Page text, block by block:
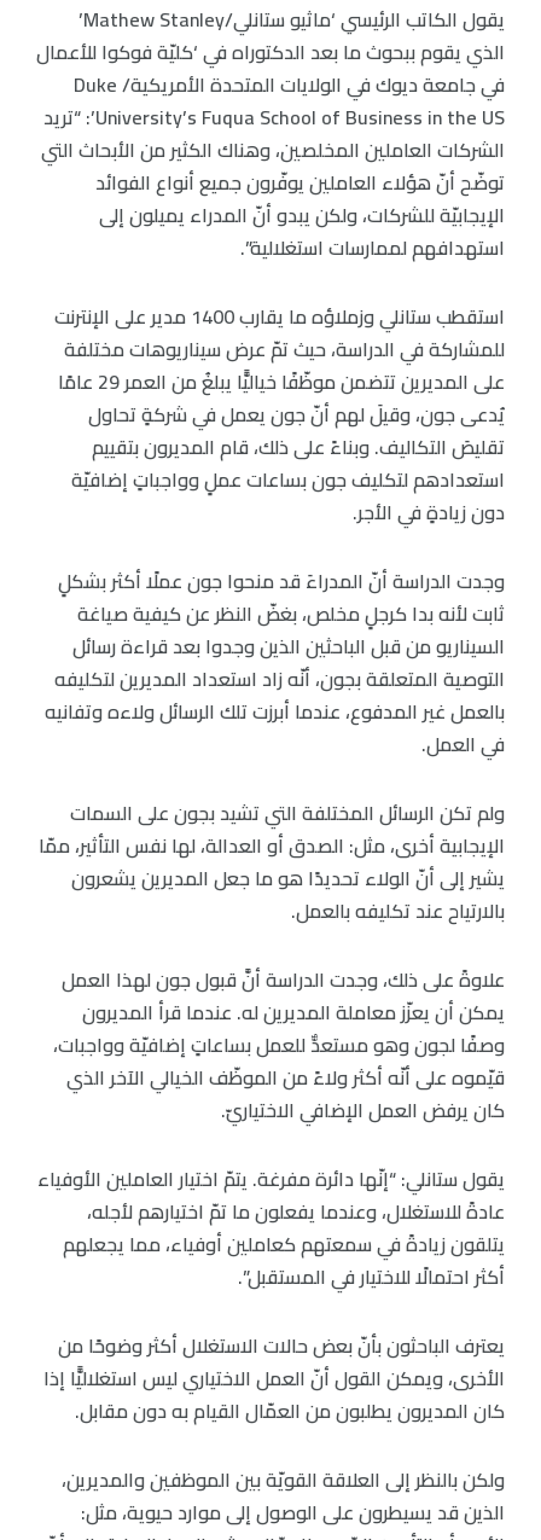
يقول الكاتب الرئيسي ‘ماثيو ستانلي/Mathew Stanley’
الذي يقوم ببحوث ما بعد الدكتوراه في ‘كليّة فوكوا للأعمال
في جامعة ديوك في الولايات المتحدة الأمريكية/ Duke
University’s Fuqua School of Business in the US’: “تريد
الشركات العاملين المخلصين، وهناك الكثير من الأبحاث التي
توضّح أنّ هؤلاء العاملين يوفّرون جميع أنواع الفوائد
الإيجابيّة للشركات، ولكن يبدو أنّ المدراء يميلون إلى
استهدافهم لممارسات استغلالية”.
استقطب ستانلي وزملاؤه ما يقارب 1400 مدير على الإنترنت
للمشاركة في الدراسة، حيث تمّ عرض سيناريوهات مختلفة
على المديرين تتضمن موظّفًا خياليًّا يبلغُ من العمر 29 عامًا
يُدعى جون، وقيلَ لهم أنّ جون يعمل في شركةٍ تحاول
تقليصَ التكاليف. وبناءً على ذلك، قام المديرون بتقييم
استعدادهم لتكليف جون بساعات عملٍ وواجباتٍ إضافيّة
دون زيادةٍ في الأجر.
وجدت الدراسة أنّ المدراءَ قد منحوا جون عملًا أكثر بشكلٍ
ثابت لأنه بدا كرجلٍ مخلص، بغضّ النظر عن كيفية صياغة
السيناريو من قبل الباحثين الذين وجدوا بعد قراءة رسائل
التوصية المتعلقة بجون، أنّه زاد استعداد المديرين لتكليفه
بالعمل غير المدفوع، عندما أبرزت تلك الرسائل ولاءه وتفانيه
في العمل.
ولم تكن الرسائل المختلفة التي تشيد بجون على السمات
الإيجابية أخرى، مثل: الصدق أو العدالة، لها نفس التأثير، ممّا
يشير إلى أنّ الولاء تحديدًا هو ما جعل المديرين يشعرون
بالارتياح عند تكليفه بالعمل.
علاوةً على ذلك، وجدت الدراسة أنَّ قبول جون لهذا العمل
يمكن أن يعزّز معاملة المديرين له. عندما قرأ المديرون
وصفًا لجون وهو مستعدٌّ للعمل بساعاتٍ إضافيّة وواجبات،
قيّموه على أنّه أكثر ولاءً من الموظّف الخيالي الآخر الذي
كان يرفض العمل الإضافي الاختياريّ.
يقول ستانلي: “إنّها دائرة مفرغة. يتمّ اختيار العاملين الأوفياء
عادةً للاستغلال، وعندما يفعلون ما تمّ اختيارهم لأجله،
يتلقون زيادةً في سمعتهم كعاملين أوفياء، مما يجعلهم
أكثر احتمالًا للاختيار في المستقبل”.
يعترف الباحثون بأنّ بعض حالات الاستغلال أكثر وضوحًا من
الأخرى، ويمكن القول أنّ العمل الاختياري ليس استغلاليًّا إذا
كان المديرون يطلبون من العمّال القيام به دون مقابل.
ولكن بالنظر إلى العلاقة القويّة بين الموظفين والمديرين،
الذين قد يسيطرون على الوصول إلى موارد حيوية، مثل: